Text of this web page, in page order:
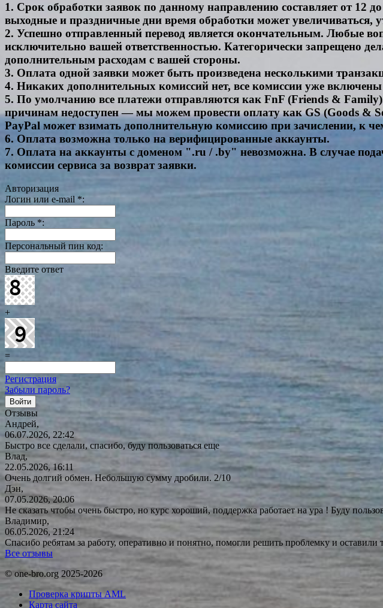
1. Срок обработки заявок по данному направлению составляет от 12
выходные и праздничные дни время обработки может
2. Успешно отправленный перевод является окончательным. Любые
исключительно вашей ответственностью. Категорически запрещено
дополнительным расходам с вашей стороны.
3. Оплата одной заявки может быть произведена несколькими
4. Никаких дополнительных комиссий нет, все комиссии уже
5. По умолчанию все платежи отправляются как FnF (Friends &
причинам недоступен — мы можем провести оплату как GS (Goods &
PayPal может взимать дополнительную комиссию при зачислении, к
6. Оплата возможна только на верифицированные аккаунты.
7. Оплата на аккаунты с доменом ".ru / .by" невозможна. В случае
комиссии сервиса за возврат заявки.
Авторизация
Логин или e-mail *:
Пароль *:
Персональный пин код:
Введите ответ
+
=
Регистрация
Забыли пароль?
Отзывы
Андрей,
06.07.2026, 22:42
Быстро все сделали, спасибо, буду пользоваться еще
Влад,
22.05.2026, 16:11
Очень долгий обмен. Небольшую сумму дробили. 2/10
Дэн,
07.05.2026, 20:06
Не сказать чтобы очень быстро, но курс хороший, поддержка работает на ура ! Буду
Владимир,
06.05.2026, 21:24
Спасибо ребятам за работу, оперативно и понятно, помогли решить проблемку и
Все отзывы
© one-bro.org 2025-2026
Проверка крипты AML
Карта сайта